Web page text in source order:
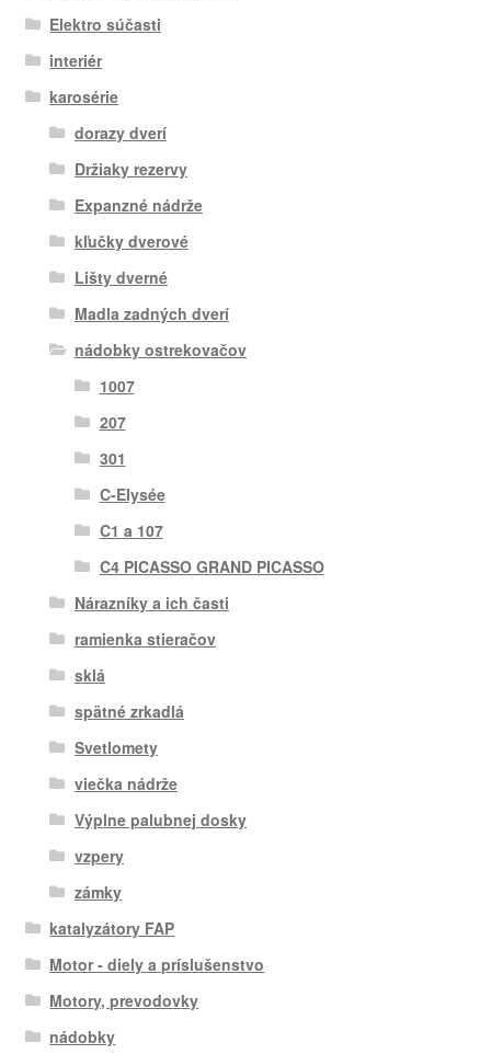
Elektro súčasti
interiér
karosérie
dorazy dverí
Držiaky rezervy
Expanzné nádrže
kľučky dverové
Lišty dverné
Madla zadných dverí
nádobky ostrekovačov
1007
207
301
C-Elysée
C1 a 107
C4 PICASSO GRAND PICASSO
Nárazníky a ich časti
ramienka stieračov
sklá
spätné zrkadlá
Svetlomety
viečka nádrže
Výplne palubnej dosky
vzpery
zámky
katalyzátory FAP
Motor - diely a príslušenstvo
Motory, prevodovky
nádobky